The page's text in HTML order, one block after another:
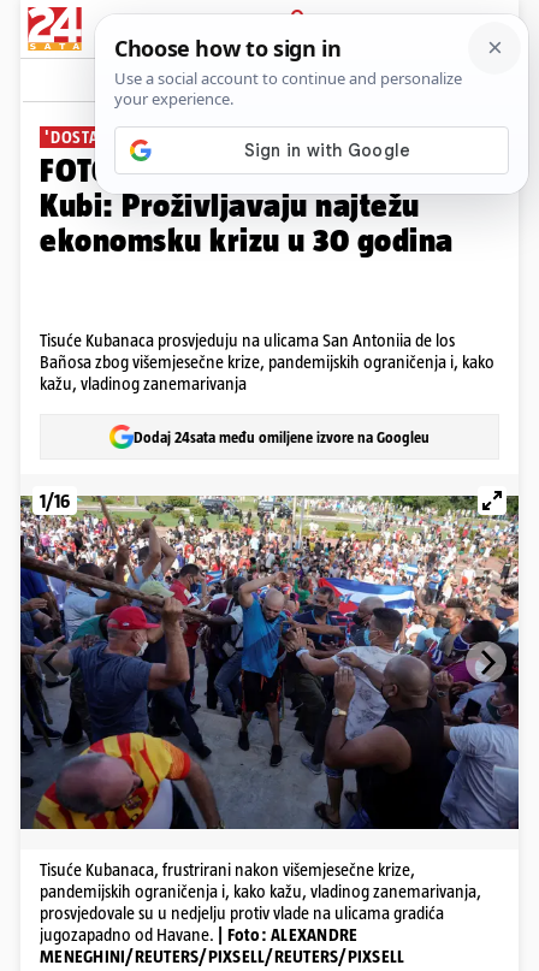
PRIJAVA
Galerija Komentari
'DOSTA NAM JE'
FOTO Masovni prosvjedi na
Kubi: Proživljavaju najtežu
ekonomsku krizu u 30 godina
Tisuće Kubanaca prosvjeduju na ulicama San Antoniia de los
Bañosa zbog višemjesečne krize, pandemijskih ograničenja i, kako
kažu, vladinog zanemarivanja
Dodaj 24sata među omiljene izvore na Googleu
1/16
Tisuće Kubanaca, frustrirani nakon višemjesečne krize,
pandemijskih ograničenja i, kako kažu, vladinog zanemarivanja,
prosvjedovale su u nedjelju protiv vlade na ulicama gradića
jugozapadno od Havane.
| Foto: ALEXANDRE
MENEGHINI/REUTERS/PIXSELL/REUTERS/PIXSELL